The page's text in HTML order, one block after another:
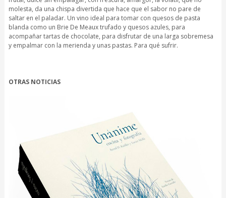
molesta, da una chispa divertida que hace que el sabor no pare de
saltar en el paladar. Un vino ideal para tomar con quesos de pasta
blanda como un Brie De Meaux trufado y quesos azules, para
acompañar tartas de chocolate, para disfrutar de una larga sobremesa
y empalmar con la merienda y unas pastas. Para qué sufrir.
OTRAS NOTICIAS